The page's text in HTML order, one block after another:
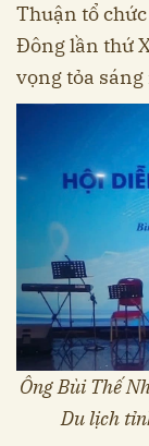
Thuận tổ
Đông lần thứ
vọng tỏa
Ông Bùi Thế
Du lịch